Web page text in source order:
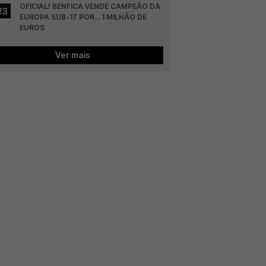
OFICIAL! BENFICA VENDE CAMPEÃO DA
EUROPA SUB-17 POR... 1 MILHÃO DE
EUROS
Ver mais